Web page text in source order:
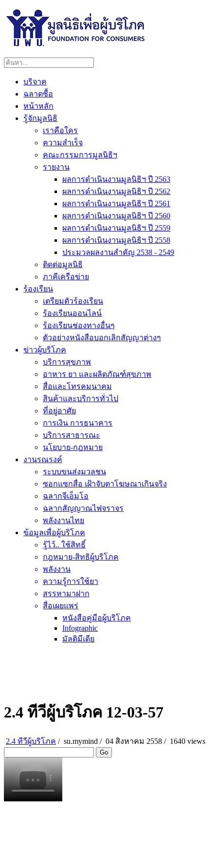
บริจาค
ฉลาดซื้อ
หน้าหลัก
รู้จักมูลนิธิ
เราคือใคร
ความสำเร็จ
คณะกรรมการมูลนิธิฯ
รายงาน
ผลการดำเนินงานมูลนิธิฯ ปี 2563
ผลการดำเนินงานมูลนิธิฯ ปี 2562
ผลการดำเนินงานมูลนิธิฯ ปี 2561
ผลการดำเนินงานมูลนิธิฯ ปี 2560
ผลการดำเนินงานมูลนิธิฯ ปี 2559
ผลการดำเนินงานมูลนิธิฯ ปี 2558
ประมวลผลงานสำคัญ 2538 - 2549
ติดต่อมูลนิธิ
ภาคีเครือข่าย
ร้องเรียน
เตรียมตัวร้องเรียน
ร้องเรียนออนไลน์
ร้องเรียนช่องทางอื่นๆ
ตัวอย่างหนังสือบอกเลิกสัญญาต่างๆ
ข่าวผู้บริโภค
บริการสุขภาพ
อาหาร ยา และผลิตภัณฑ์สุขภาพ
สื่อและโทรคมนาคม
สินค้าและบริการทั่วไป
ที่อยู่อาศัย
การเงิน การธนาคาร
บริการสาธารณะ
นโยบาย-กฎหมาย
งานรณรงค์
ระบบขนส่งมวลชน
ซอกแซกสื่อ เฝ้าจับตาโฆษณาเกินจริง
ฉลากจีเอ็มโอ
ฉลากสัญญาณไฟจราจร
พลังงานไทย
ข้อมูลเพื่อผู้บริโภค
รู้ไว้.. ใช้สิทธิ์
กฎหมาย-สิทธิผู้บริโภค
พลังงาน
ความรู้การใช้ยา
สรรหามาฝาก
สื่อเผยแพร่
หนังสือคู่มือผู้บริโภค
Infographic
มัลติมีเดีย
2.4 ทีวีผู้บริโภค 12-03-57
2.4 ทีวีผู้บริโภค / su.mymind / 04 สิงหาคม 2558 / 1640 views
Go